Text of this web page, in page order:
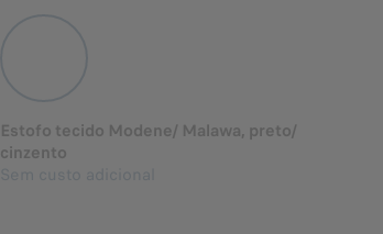
Estofo tecido Modene/ Malawa, preto/
cinzento